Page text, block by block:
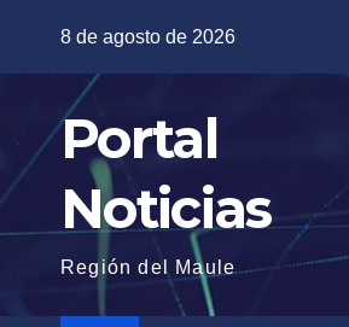
contenido
8 de agosto de 2026
Portal
Noticias
Región del Maule